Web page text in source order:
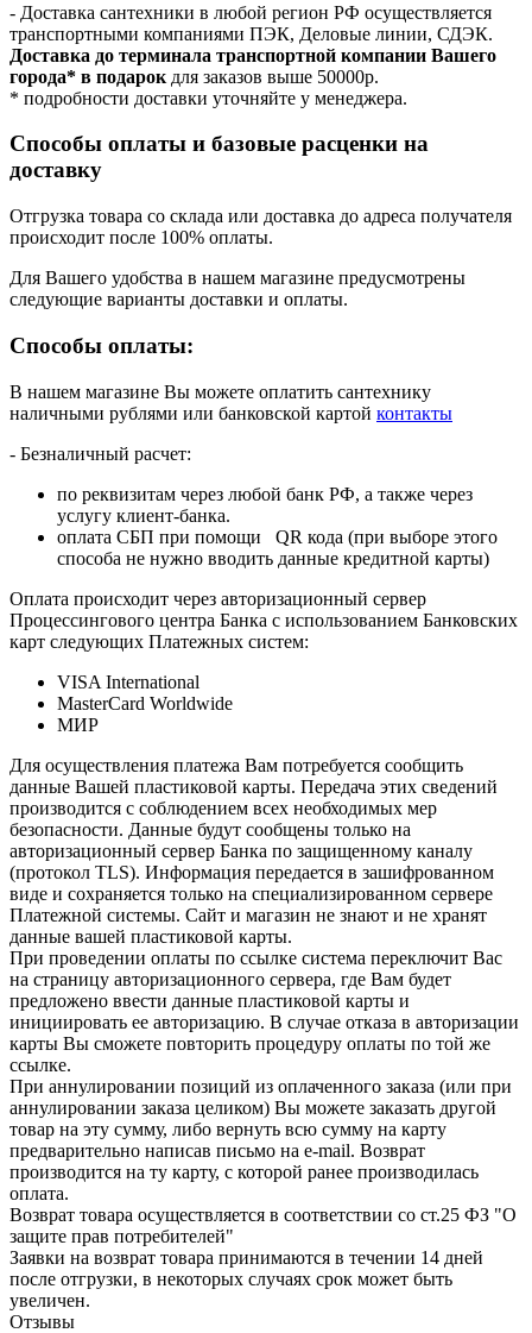
- Доставка сантехники в любой регион РФ осуществляется
транспортными компаниями ПЭК, Деловые линии, СДЭК.
Доставка до терминала транспортной компании Вашего
города* в подарок для заказов выше 50000р.
* подробности доставки уточняйте у менеджера.
Способы оплаты и базовые расценки на
доставку
Отгрузка товара со склада или доставка до адреса получателя
происходит после 100% оплаты.
Для Вашего удобства в нашем магазине предусмотрены
следующие варианты доставки и оплаты.
Способы оплаты:
В нашем магазине Вы можете оплатить сантехнику
наличными рублями или банковской картой контакты
- Безналичный расчет:
по реквизитам через любой банк РФ, а также через
услугу клиент-банка.
оплата СБП при помощи QR кода (при выборе этого
способа не нужно вводить данные кредитной карты)
Оплата происходит через авторизационный сервер
Процессингового центра Банка с использованием Банковских
карт следующих Платежных систем:
VISA International
MasterCard Worldwide
МИР
Для осуществления платежа Вам потребуется сообщить
данные Вашей пластиковой карты. Передача этих сведений
производится с соблюдением всех необходимых мер
безопасности. Данные будут сообщены только на
авторизационный сервер Банка по защищенному каналу
(протокол TLS). Информация передается в зашифрованном
виде и сохраняется только на специализированном сервере
Платежной системы. Сайт и магазин не знают и не хранят
данные вашей пластиковой карты.
При проведении оплаты по ссылке система переключит Вас
на страницу авторизационного сервера, где Вам будет
предложено ввести данные пластиковой карты и
инициировать ее авторизацию. В случае отказа в авторизации
карты Вы сможете повторить процедуру оплаты по той же
ссылке.
При аннулировании позиций из оплаченного заказа (или при
аннулировании заказа целиком) Вы можете заказать другой
товар на эту сумму, либо вернуть всю сумму на карту
предварительно написав письмо на e-mail. Возврат
производится на ту карту, с которой ранее производилась
оплата.
Возврат товара осуществляется в соответствии со ст.25 ФЗ "О
защите прав потребителей"
Заявки на возврат товара принимаются в течении 14 дней
после отгрузки, в некоторых случаях срок может быть
увеличен.
Отзывы